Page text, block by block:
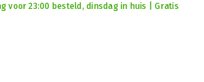
voor 23:00 besteld, dinsdag in huis | Gratis